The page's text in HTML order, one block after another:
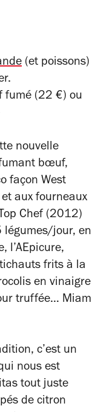
(et poissons)
fumé (22 €) ou
nouvelle
bœuf,
façon West
aux fourneaux
Chef (2012)
légumes/jour, en
l’AEpicure,
frits à la
en vinaigre
truffée… Miam
c’est un
nous est
tout juste
de citron